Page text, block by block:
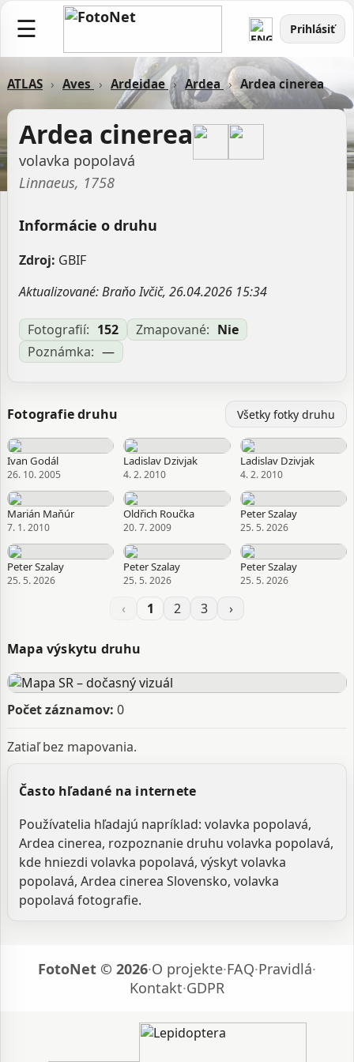
☰ Prihlásiť
ATLAS › Aves › Ardeidae › Ardea › Ardea cinerea
Ardea cinerea
volavka popolavá
Linnaeus, 1758
Informácie o druhu
Zdroj: GBIF
Aktualizované: Braňo Ivčič, 26.04.2026 15:34
Fotografií: 152 Zmapované: Nie
Poznámka: —
Fotografie druhu Všetky fotky druhu
Ivan Godál
26. 10. 2005
Ladislav Dzivjak
4. 2. 2010
Ladislav Dzivjak
4. 2. 2010
Marián Maňúr
7. 1. 2010
Oldřich Roučka
20. 7. 2009
Peter Szalay
25. 5. 2026
Peter Szalay
25. 5. 2026
Peter Szalay
25. 5. 2026
Peter Szalay
25. 5. 2026
‹ 1 2 3 ›
Mapa výskytu druhu
Počet záznamov: 0
Zatiaľ bez mapovania.
Často hľadané na internete
Používatelia hľadajú napríklad: volavka popolavá,
Ardea cinerea, rozpoznanie druhu volavka popolavá,
kde hniezdi volavka popolavá, výskyt volavka
popolavá, Ardea cinerea Slovensko, volavka
popolavá fotografie.
FotoNet © 2026·O projekte·FAQ·Pravidlá·
Kontakt·GDPR